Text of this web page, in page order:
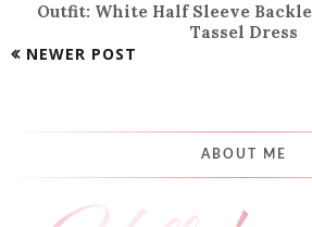
Outfit: White Half Sleeve
Tassel Dress
NEWER POST
ABOUT ME